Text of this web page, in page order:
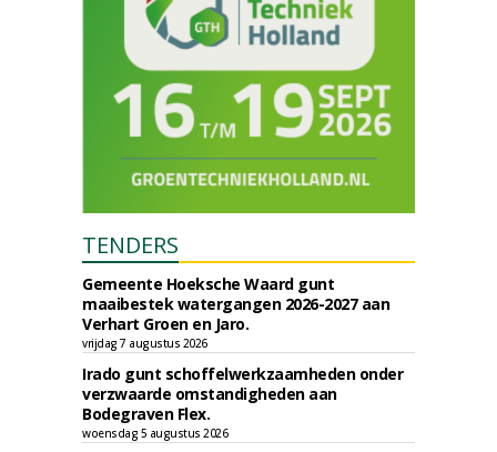
TENDERS
Gemeente Hoeksche Waard gunt
maaibestek watergangen 2026-2027 aan
Verhart Groen en Jaro.
vrijdag 7 augustus 2026
Irado gunt schoffelwerkzaamheden onder
verzwaarde omstandigheden aan
Bodegraven Flex.
woensdag 5 augustus 2026